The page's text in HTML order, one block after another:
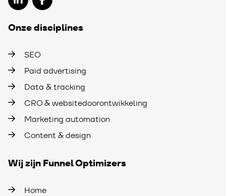
Onze disciplines
SEO
Paid advertising
Data & tracking
CRO & websitedoorontwikkeling
Marketing automation
Content & design
Wij zijn Funnel Optimizers
Home